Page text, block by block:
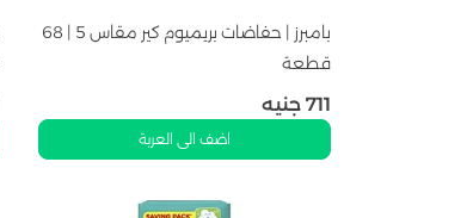
بامبرز | حفاضات بريميوم كير مقاس 5 | 68
قطعة
711 جنيه
اضف الى العربة